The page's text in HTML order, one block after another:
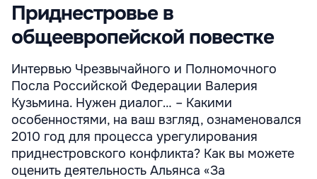
Приднестровье в
общеевропейской повестке
Интервью Чрезвычайного и Полномочного
Посла Российской Федерации Валерия
Кузьмина. Нужен диалог… – Какими
особенностями, на ваш взгляд, ознаменовался
2010 год для процесса урегулирования
приднестровского конфликта? Как вы можете
оценить деятельность Альянса «За